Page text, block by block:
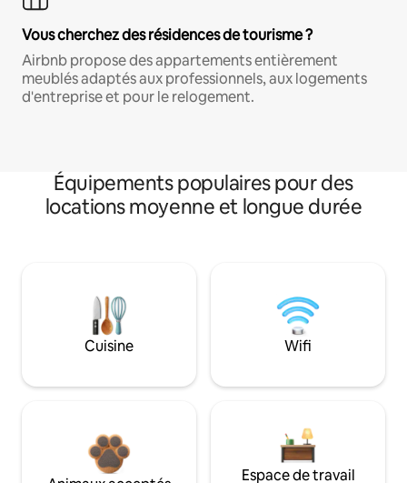
Vous cherchez des résidences de tourisme ?
Airbnb propose des appartements entièrement
meublés adaptés aux professionnels, aux logements
d'entreprise et pour le relogement.
Équipements populaires pour des
locations moyenne et longue durée
Cuisine Wifi
Espace de travail